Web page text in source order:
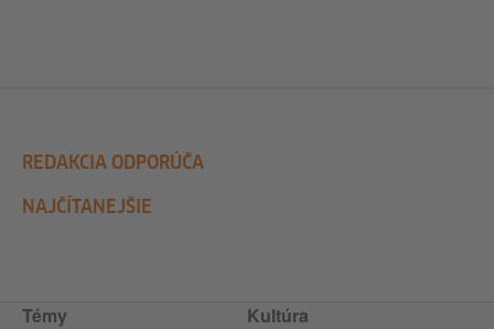
REDAKCIA ODPORÚČA
NAJČÍTANEJŠIE
Témy
Kultúra